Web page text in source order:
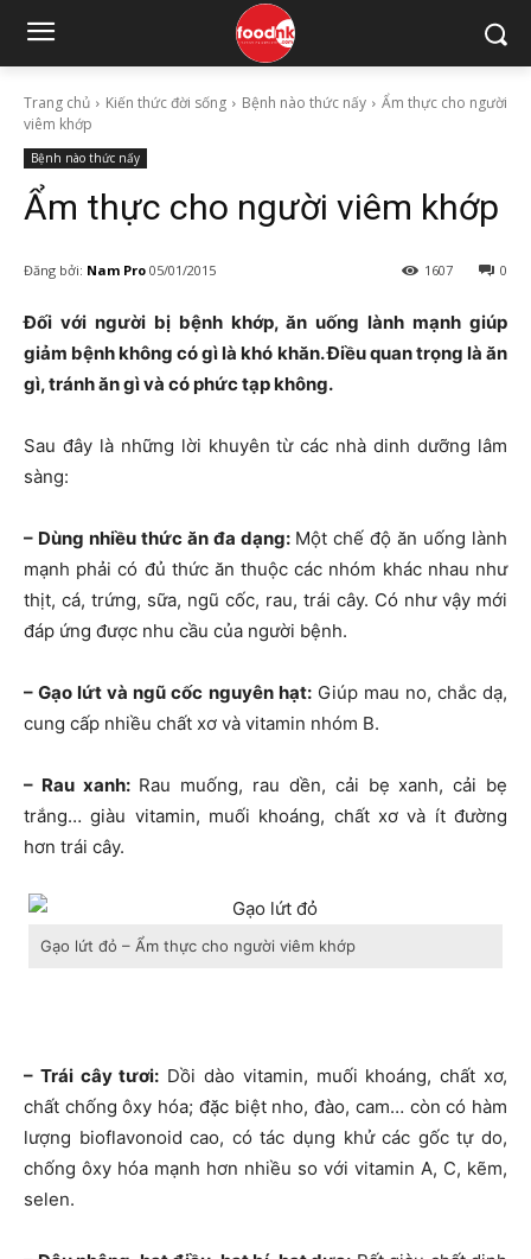
Trang chủ Kiến thức đời sống Bệnh nào thức nấy
Ẩm thực cho người
viêm khớp
Bệnh nào thức nấy
Ẩm thực cho người viêm khớp
Đăng bởi: Nam Pro 05/01/2015 0
1607
Đối với người bị bệnh khớp, ăn uống lành mạnh giúp
giảm bệnh không có gì là khó khăn. Điều quan trọng là ăn
gì, tránh ăn gì và có phức tạp không.
Sau đây là những lời khuyên từ các nhà dinh dưỡng lâm
sàng:
– Dùng nhiều thức ăn đa dạng:Một chế độ ăn uống lành
mạnh phải có đủ thức ăn thuộc các nhóm khác nhau như
thịt, cá, trứng, sữa, ngũ cốc, rau, trái cây. Có như vậy mới
đáp ứng được nhu cầu của người bệnh.
– Gạo lứt và ngũ cốc nguyên hạt:Giúp mau no, chắc dạ,
cung cấp nhiều chất xơ và vitamin nhóm B.
– Rau xanh:Rau muống, rau dền, cải bẹ xanh, cải bẹ
trắng… giàu vitamin, muối khoáng, chất xơ và ít đường
hơn trái cây.
Gạo lứt đỏ – Ẩm thực cho người viêm khớp
– Trái cây tươi: Dồi dào vitamin, muối khoáng, chất xơ,
chất chống ôxy hóa; đặc biệt nho, đào, cam… còn có hàm
lượng bioflavonoid cao, có tác dụng khử các gốc tự do,
chống ôxy hóa mạnh hơn nhiều so với vitamin A, C, kẽm,
selen.